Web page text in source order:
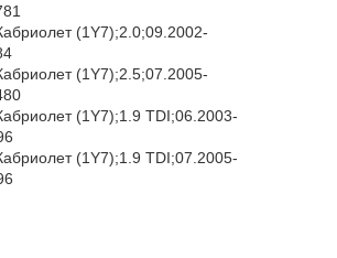
(1Y7);2.0;09.2002-
(1Y7);2.5;07.2005-
(1Y7);1.9 TDI;06.2003-
(1Y7);1.9 TDI;07.2005-